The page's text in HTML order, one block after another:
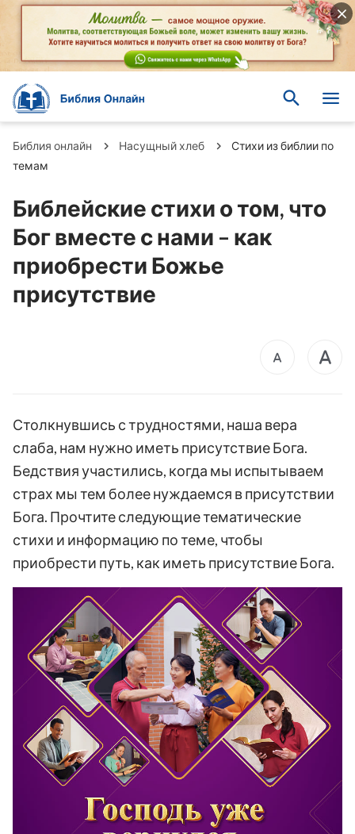
Библия онлайн Насущный хлеб
Стихи из библии по
темам
Библейские стихи о том, что
Бог вместе с нами – как
приобрести Божье
присутствие
Столкнувшись с трудностями, наша вера
слаба, нам нужно иметь присутствие Бога.
Бедствия участились, когда мы испытываем
страх мы тем более нуждаемся в присутствии
Бога. Прочтите следующие тематические
стихи и информацию по теме, чтобы
приобрести путь, как иметь присутствие Бога.